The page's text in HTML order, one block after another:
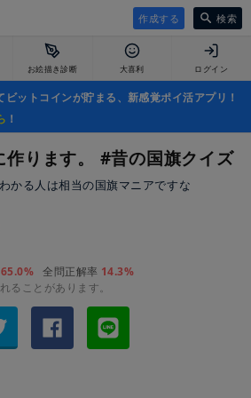
作成する 検索
お絵描き診断 大喜利 ログイン
ットコインが貯まる、新感覚ポイ活アプリ！
！
作ります。 #昔の国旗クイズ
る人は相当の国旗マニアですな
65.0% 全問正解率 14.3%
ることがあります。